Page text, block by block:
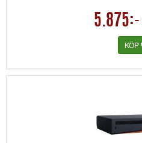
5.875:-
KÖP